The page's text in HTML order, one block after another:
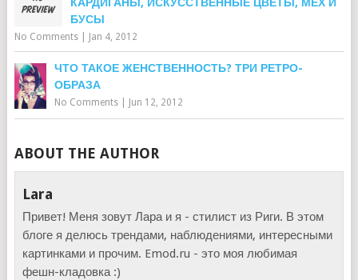
КАРДИГАНЫ, ИСКУССТВЕННЫЕ ЦВЕТЫ, МЕХ И
БУСЫ
No Comments| Jan 4, 2012
ЧТО ТАКОЕ ЖЕНСТВЕННОСТЬ? ТРИ РЕТРО-
ОБРАЗА
No Comments| Jun 12, 2012
ABOUT THE AUTHOR
Lara
Привет! Меня зовут Лара и я - стилист из Риги. В этом
блоге я делюсь трендами, наблюдениями, интересными
картинками и прочим. Emod.ru - это моя любимая
фешн-кладовка :)